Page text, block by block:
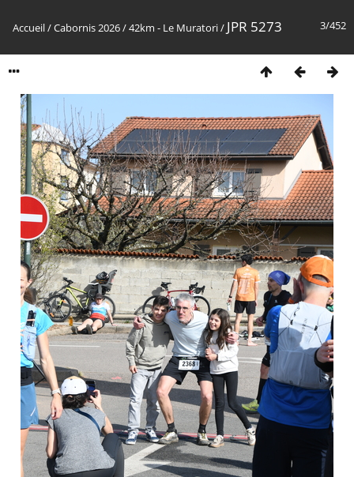
3/452
Accueil/Cabornis 2026/42km - Le Muratori/ JPR 5273